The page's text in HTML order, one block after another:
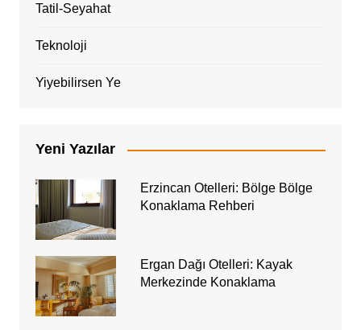
Tatil-Seyahat
Teknoloji
Yiyebilirsen Ye
Yeni Yazılar
Erzincan Otelleri: Bölge Bölge
Konaklama Rehberi
Ergan Dağı Otelleri: Kayak
Merkezinde Konaklama